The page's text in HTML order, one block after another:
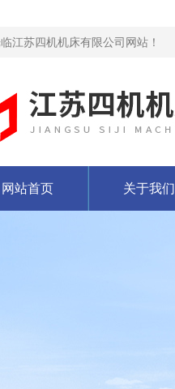
江苏四机机床有限公司网站！
网站首页 关于我们